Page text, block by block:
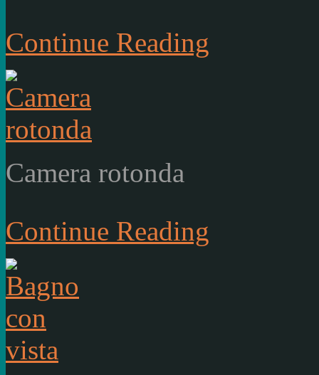
Continue Reading
Camera rotonda
Continue Reading